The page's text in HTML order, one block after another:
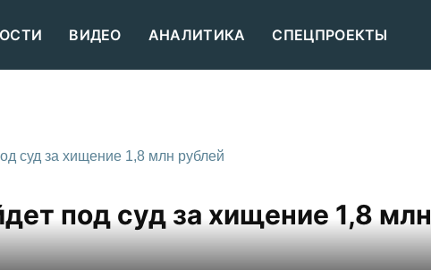
ВИДЕО АНАЛИТИКА СПЕЦПРОЕКТЫ
суд за хищение 1,8 млн рублей
под суд за хищение 1,8 млн